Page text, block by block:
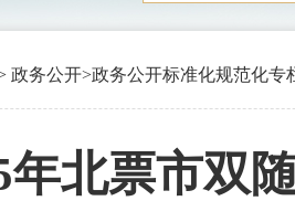
政务公开>政务公开标准化规范化专
年北票市双